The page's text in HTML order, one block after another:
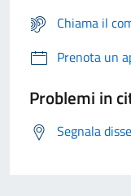
Chiama il
Prenota un
Problemi in
Segnala